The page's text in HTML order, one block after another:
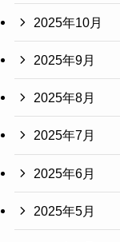
2025年10月
2025年9月
2025年8月
2025年7月
2025年6月
2025年5月